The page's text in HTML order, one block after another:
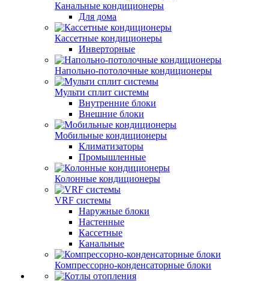
Канальные кондиционеры
Для дома
Кассетные кондиционеры
Инверторные
Напольно-потолочные кондиционеры
Мульти сплит системы
Внутренние блоки
Внешние блоки
Мобильные кондиционеры
Климатизаторы
Промышленные
Колонные кондиционеры
VRF системы
Наружные блоки
Настенные
Кассетные
Канальные
Компрессорно-конденсаторные блоки